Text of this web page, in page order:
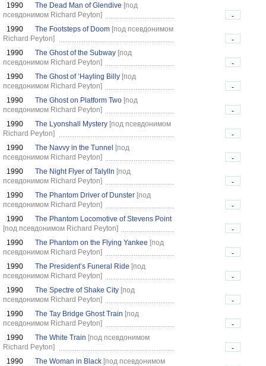
1990
The Dead Man of Glendive [под
псевдонимом Richard Peyton]
-
1990
The Footsteps of Doom [под псевдонимом
Richard Peyton]
-
1990
The Ghost of the Subway [под
псевдонимом Richard Peyton]
-
1990
The Ghost of ’Hayling Billy [под
псевдонимом Richard Peyton]
-
1990
The Ghost on Platform Two [под
псевдонимом Richard Peyton]
-
1990
The Lyonshall Mystery [под псевдонимом
Richard Peyton]
-
1990
The Navvy in the Tunnel
[под
псевдонимом Richard Peyton]
-
1990
The Night Flyer of Talylln [под
псевдонимом Richard Peyton]
-
1990
The Phantom Driver of Dunster [под
псевдонимом Richard Peyton]
-
1990
The Phantom Locomotive of Stevens Point
[под псевдонимом Richard Peyton]
-
1990
The Phantom on the Flying Yankee [под
псевдонимом Richard Peyton]
-
1990
The President’s Funeral Ride [под
псевдонимом Richard Peyton]
-
1990
The Spectre of Shake City [под
псевдонимом Richard Peyton]
-
1990
The Tay Bridge Ghost Train [под
псевдонимом Richard Peyton]
-
1990
The White Train [под псевдонимом
Richard Peyton]
-
1990
The Woman in Black [под псевдонимом